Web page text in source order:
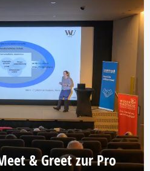
& Greet zur Pro